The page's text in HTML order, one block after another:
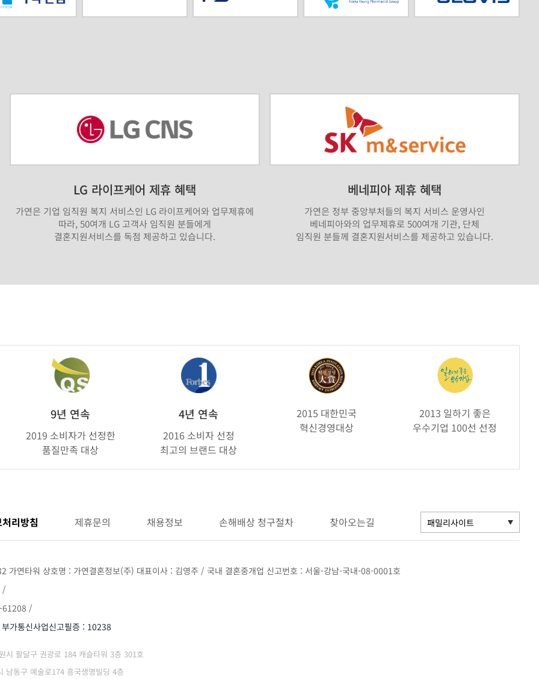
LG 라이프케어 제휴 혜택
가연은 기업 임직원 복지 서비스인 LG 라이프케어와 업무제휴에
따라, 50여개 LG 고객사 임직원 분들에게
결혼지원서비스를 독점 제공하고 있습니다.
베네피아 제휴 혜택
가연은 정부 중앙부처들의 복지 서비스 운영사인
베네피아와의 업무제휴로 500여개 기관, 단체
임직원 분들께 결혼지원서비스를 제공하고 있습니다.
9년 연속
2019 소비자가 선정한
품질만족 대상
4년 연속
2016 소비자 선정
최고의 브랜드 대상
2015 대한민국
혁신경영대상
2013 일하기 좋은
우수기업 100선 선정
리방침 제휴문의 채용정보 손해배상 청구절차 찾아오는길
가연타워 상호명 : 가연결혼정보(주) 대표이사 : 김영주 / 국내 결혼중개업 신고번호 : 서울-강남-국내-08-0001호
/
61208 /
가통신사업신고필증 : 10238
시 팔달구 권광로 184 캐슬타워 3층 301호
동구 예술로174 흥국생명빌딩 4층